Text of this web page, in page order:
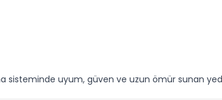
sisteminde uyum, güven ve uzun ömür sunan